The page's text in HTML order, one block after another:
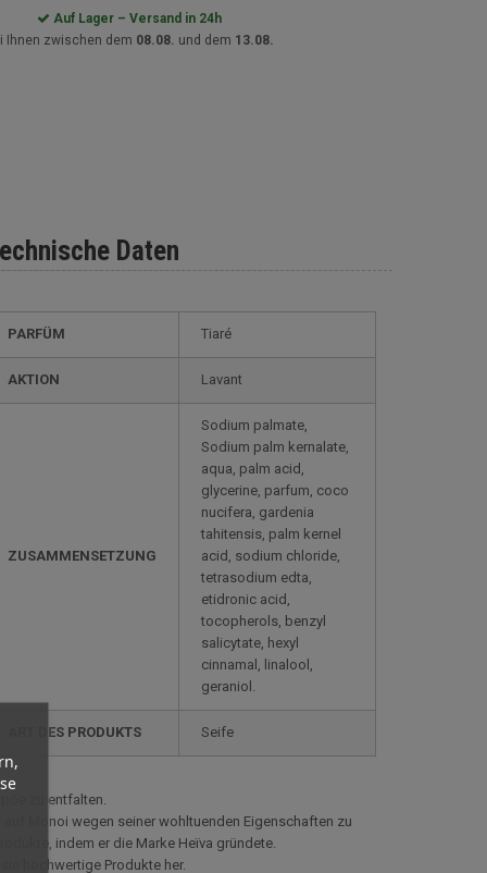
Auf Lager – Versand in 24h
Ihnen zwischen dem 08.08. und dem 13.08.
Daten
PARFÜM Tiaré
AKTION Lavant
ZUSAMMENSETZUNG
Sodium palmate,
Sodium palm kernalate,
aqua, palm acid,
glycerine, parfum, coco
nucifera, gardenia
tahitensis, palm kernel
acid, sodium chloride,
tetrasodium edta,
etidronic acid,
tocopherols, benzyl
salicytate, hexyl
cinnamal, linalool,
geraniol.
ART DES PRODUKTS Seife
zu entfalten.
Monoi wegen seiner wohltuenden Eigenschaften zu
indem er die Marke Heïva gründete.
hochwertige Produkte her.